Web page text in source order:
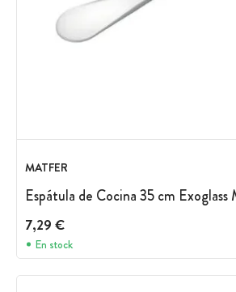
MATFER
Espátula de Cocina 35 cm
7,29 €
En stock